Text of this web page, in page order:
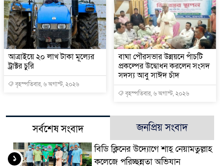
আত্রাইয়ে ২০ লাখ টাকা মূল্যের
ট্রাক্টর চুরি
বৃহস্পতিবার, ৬ অগাস্ট, ২০২৬
বাঘা পৌরসভার উন্নয়নে পাঁচটি
প্রকল্পের উদ্বোধন করলেন সংসদ
সদস্য আবু সাঈদ চাঁদ
বৃহস্পতিবার, ৬ অগাস্ট, ২০২৬
সর্বশেষ সংবাদ জনপ্রিয় সংবাদ
বিডি ক্লিনের উদ্যোগে শাহ্ নেয়ামতুল্লাহ
কলেজে পরিচ্ছন্নতা অভিযান
১